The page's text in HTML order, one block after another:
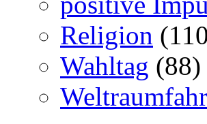
Religion
Wahltag (88)